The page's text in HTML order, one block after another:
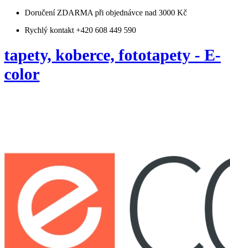
Doručení ZDARMA při objednávce nad 3000 Kč
Rychlý kontakt +420 608 449 590
tapety, koberce, fototapety - E-
color